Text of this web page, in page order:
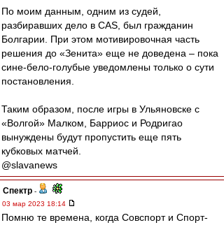
По моим данным, одним из судей,
разбиравших дело в СAS, был гражданин
Болгарии. При этом мотивировочная часть
решения до «Зенита» еще не доведена – пока
сине-бело-голубые уведомлены только о сути
постановления.
Таким образом, после игры в Ульяновске с
«Волгой» Малком, Барриос и Родригао
вынуждены будут пропустить еще пять
кубковых матчей.
@slavanews
Спектр -
03 мар 2023 18:14
Помню те времена, когда Совспорт и Спорт-